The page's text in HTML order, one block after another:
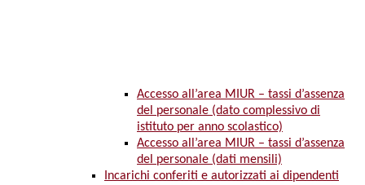
Accesso all’area MIUR – tassi d’assenza
del personale (dato complessivo di
istituto per anno scolastico)
Accesso all’area MIUR – tassi d’assenza
del personale (dati mensili)
Incarichi conferiti e autorizzati ai dipendenti